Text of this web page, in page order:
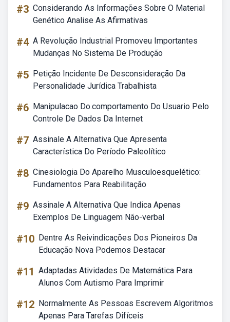
#3 Considerando As Informações Sobre O Material
Genético Analise As Afirmativas
#4 A Revolução Industrial Promoveu Importantes
Mudanças No Sistema De Produção
#5 Petição Incidente De Desconsideração Da
Personalidade Jurídica Trabalhista
#6 Manipulacao Do.comportamento Do Usuario Pelo
Controle De Dados Da Internet
#7 Assinale A Alternativa Que Apresenta
Característica Do Período Paleolítico
#8 Cinesiologia Do Aparelho Musculoesquelético:
Fundamentos Para Reabilitação
#9 Assinale A Alternativa Que Indica Apenas
Exemplos De Linguagem Não-verbal
#10 Dentre As Reivindicações Dos Pioneiros Da
Educação Nova Podemos Destacar
#11 Adaptadas Atividades De Matemática Para
Alunos Com Autismo Para Imprimir
#12 Normalmente As Pessoas Escrevem Algoritmos
Apenas Para Tarefas Difíceis